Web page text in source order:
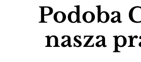
Podoba
nasza